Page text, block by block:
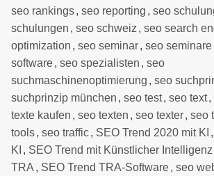
seo rankings, seo reporting , seo
schulungen , seo schweiz , seo search
optimization , seo seminar, seo seminare
software, seo spezialisten , seo
suchmaschinenoptimierung , seo
suchprinzip münchen , seo test, seo text,
texte kaufen , seo texten , seo texter, seo
tools, seo traffic, SEO Trend 2020 mit KI ,
KI , SEO Trend mit Künstlicher Intelligenz
TRA , SEO Trend TRA-Software, seo